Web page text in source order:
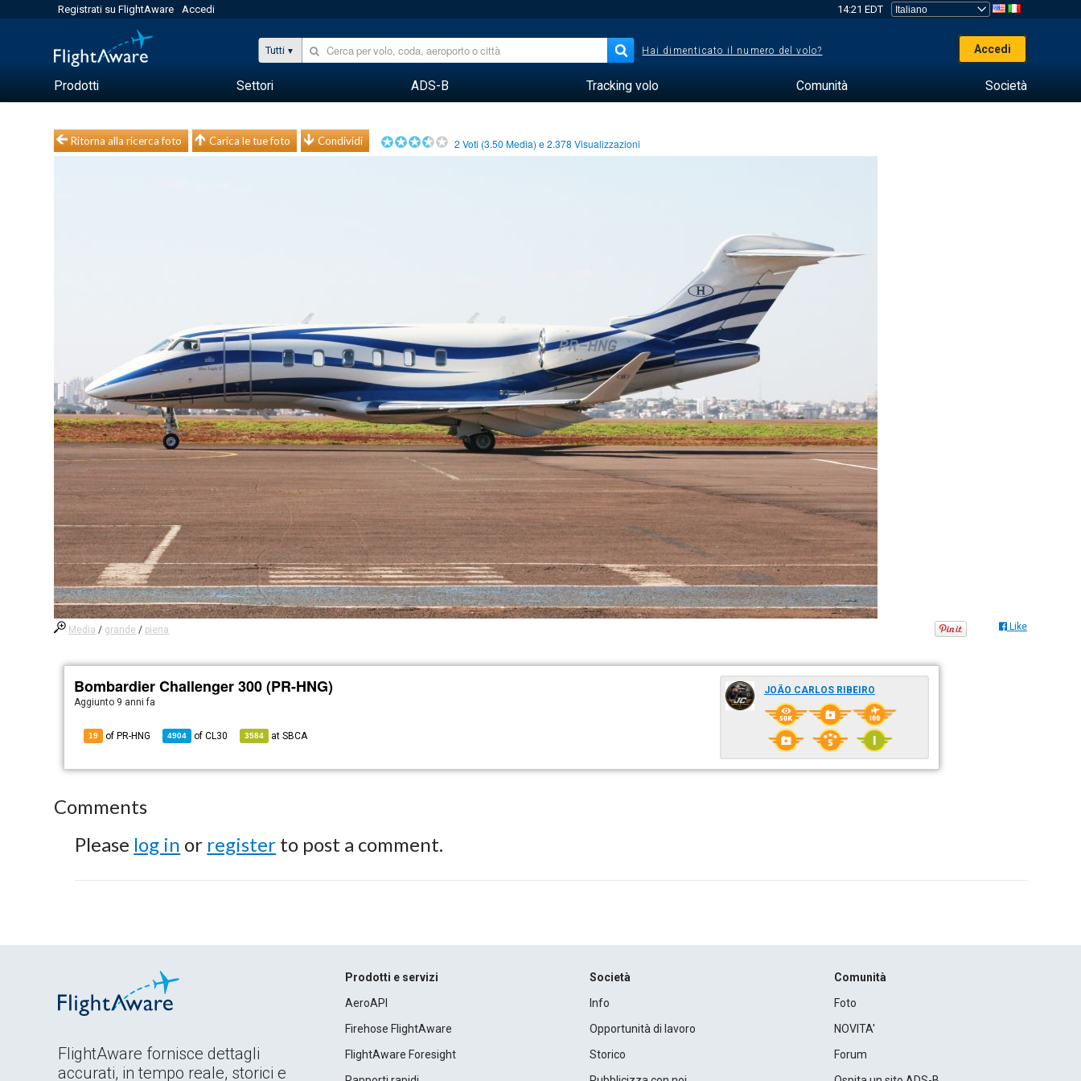
Registrati su FlightAware Accedi 14:21 EDT
Tutti Hai dimenticato il numero del volo? Accedi
Prodotti Settori ADS-B Tracking volo Comunità Società
Ritorna alla ricerca foto Carica le tue foto Condividi 2 Voti (3.50 Media) e2.378 Visualizzazioni
Media / grande / piena Like
Bombardier Challenger 300 (PR-HNG)
Aggiunto 9 anni fa
19 of PR-HNG 4904 ofCL30 3584 atSBCA
JOÃO CARLOS RIBEIRO
Comments
Please log in or register to post a comment.
FlightAware fornisce dettagli
accurati, in tempo reale, storici e
Prodotti e servizi
AeroAPI
Firehose FlightAware
FlightAware Foresight
Società
Info
Opportunità di lavoro
Storico
Comunità
Foto
NOVITA'
Forum